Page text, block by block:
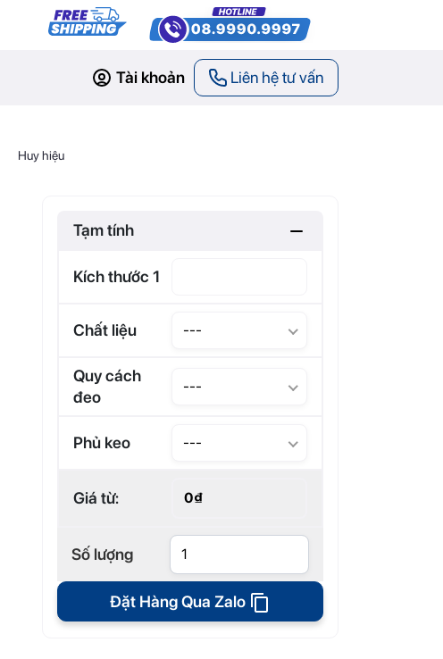
Tài khoản Liên hệ tư vấn
Huy hiệu
Tạm tính
Kích thước 1
Chất liệu ---
Quy cách
đeo
---
Phủ keo ---
Giá từ: 0₫
Số lượng
Đặt Hàng Qua Zalo